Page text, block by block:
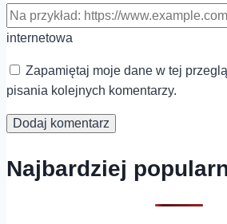
internetowa
Zapamiętaj moje dane w tej
pisania kolejnych komentarzy.
Najbardziej